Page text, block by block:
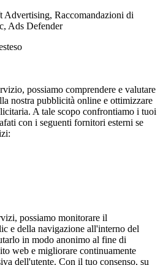
Advertising, Raccomandazioni di
Ads Defender
possiamo comprendere e valutare
nostra pubblicità online e ottimizzare
A tale scopo confrontiamo i tuoi
con i seguenti fornitori esterni se
possiamo monitorare il
e della navigazione all'interno del
in modo anonimo al fine di
web e migliorare continuamente
dell'utente. Con il tuo consenso, su